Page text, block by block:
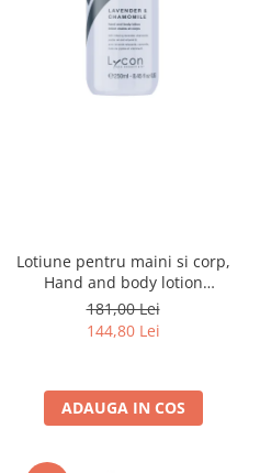
Lotiune pentru maini si corp,
Hand and body lotion
Relaxing Lavander and
Chamomile - 250ml
181,00 Lei
144,80 Lei
ADAUGA IN COS